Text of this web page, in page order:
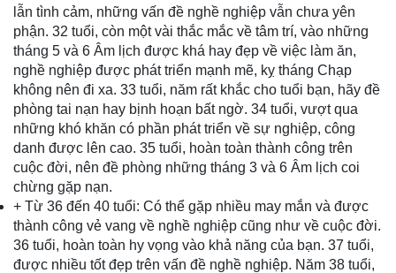
lẫn tình cảm, những vấn đề nghề nghiệp vẫn chưa yên
phận. 32 tuổi, còn một vài thắc mắc về tâm trí, vào những
tháng 5 và 6 Âm lịch được khá hay đẹp về việc làm ăn,
nghề nghiệp được phát triển mạnh mẽ, kỵ tháng Chạp
không nên đi xa. 33 tuổi, năm rất khắc cho tuổi bạn, hãy đề
phòng tai nạn hay bịnh hoạn bất ngờ. 34 tuổi, vượt qua
những khó khăn có phần phát triển về sự nghiệp, công
danh được lên cao. 35 tuổi, hoàn toàn thành công trên
cuộc đời, nên đề phòng những tháng 3 và 6 Âm lịch coi
chừng gặp nạn.
+ Từ 36 đến 40 tuổi: Có thể gặp nhiều may mắn và được
thành công vẻ vang về nghề nghiệp cũng như về cuộc đời.
36 tuổi, hoàn toàn hy vọng vào khả năng của bạn. 37 tuổi,
được nhiều tốt đẹp trên vấn đề nghề nghiệp. Năm 38 tuổi,